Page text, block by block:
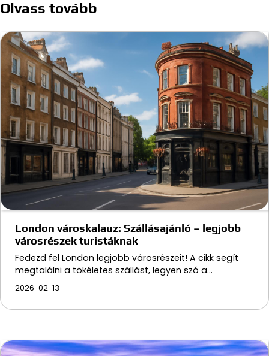
Olvass tovább
London városkalauz: Szállásajánló – legjobb
városrészek turistáknak
Fedezd fel London legjobb városrészeit! A cikk segít
megtalálni a tökéletes szállást, legyen szó a…
2026-02-13